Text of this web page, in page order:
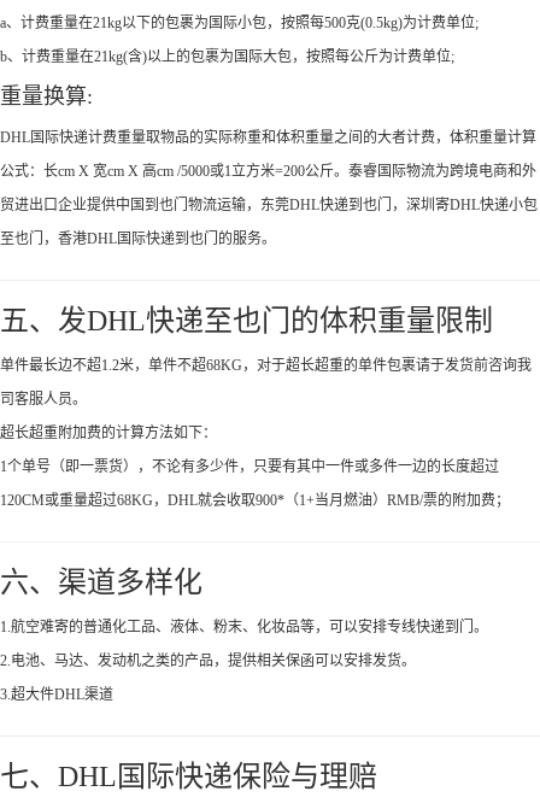
a、计费重量在21kg以下的包裹为国际小包，按照每500克(0.5kg)为计费单位;
b、计费重量在21kg(含)以上的包裹为国际大包，按照每公斤为计费单位;
重量换算:
DHL国际快递计费重量取物品的实际称重和体积重量之间的大者计费，体积重量计算
公式：长cm X 宽cm X 高cm /5000或1立方米=200公斤。泰睿国际物流为跨境电商和外
贸进出口企业提供中国到也门物流运输，东莞DHL快递到也门，深圳寄DHL快递小包
至也门，香港DHL国际快递到也门的服务。
五、发DHL快递至也门的体积重量限制
单件最长边不超1.2米，单件不超68KG，对于超长超重的单件包裹请于发货前咨询我
司客服人员。
超长超重附加费的计算方法如下：
1个单号（即一票货），不论有多少件，只要有其中一件或多件一边的长度超过
120CM或重量超过68KG，DHL就会收取900*（1+当月燃油）RMB/票的附加费；
六、渠道多样化
1.航空难寄的普通化工品、液体、粉末、化妆品等，可以安排专线快递到门。
2.电池、马达、发动机之类的产品，提供相关保函可以安排发货。
3.超大件DHL渠道
七、DHL国际快递保险与理赔